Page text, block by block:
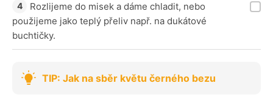
Rozlijeme do misek a dáme chladit, nebo
použijeme jako teplý přeliv např. na dukátové
buchtičky.
TIP: Jak na sběr květu černého bezu